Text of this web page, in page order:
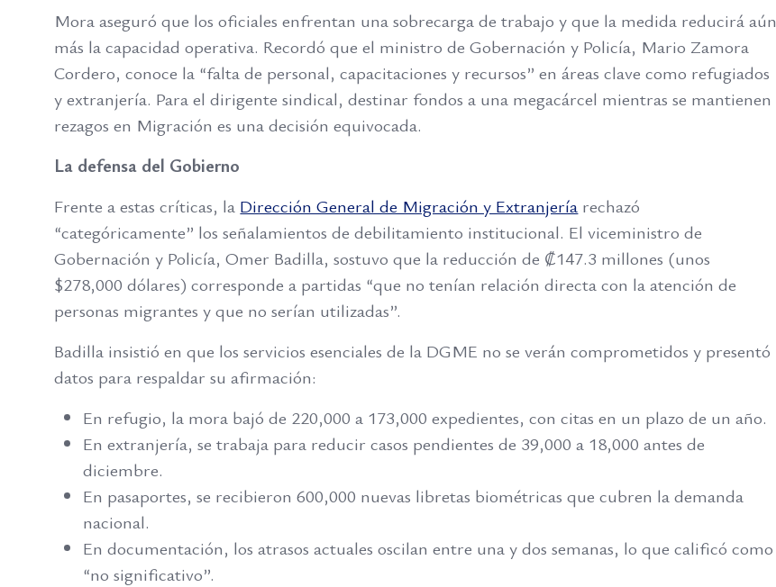
Mora aseguró que los oficiales enfrentan una sobrecarga de trabajo y que la medida reducirá aún
más la capacidad operativa. Recordó que el ministro de Gobernación y Policía, Mario Zamora
Cordero, conoce la “falta de personal, capacitaciones y recursos” en áreas clave como refugiados
y extranjería. Para el dirigente sindical, destinar fondos a una megacárcel mientras se mantienen
rezagos en Migración es una decisión equivocada.
La defensa del Gobierno
Frente a estas críticas, la Dirección General de Migración y Extranjería rechazó
“categóricamente” los señalamientos de debilitamiento institucional. El viceministro de
Gobernación y Policía, Omer Badilla, sostuvo que la reducción de ₡147.3 millones (unos
$278,000 dólares) corresponde a partidas “que no tenían relación directa con la atención de
personas migrantes y que no serían utilizadas”.
Badilla insistió en que los servicios esenciales de la DGME no se verán comprometidos y presentó
datos para respaldar su afirmación:
En refugio, la mora bajó de 220,000 a 173,000 expedientes, con citas en un plazo de un año.
En extranjería, se trabaja para reducir casos pendientes de 39,000 a 18,000 antes de
diciembre.
En pasaportes, se recibieron 600,000 nuevas libretas biométricas que cubren la demanda
nacional.
En documentación, los atrasos actuales oscilan entre una y dos semanas, lo que calificó como
“no significativo”.